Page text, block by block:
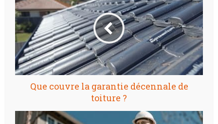
Que couvre la garantie décennale de
toiture ?